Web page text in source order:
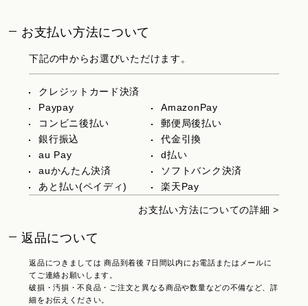
お支払い方法について
下記の中からお選びいただけます。
クレジットカード決済
Paypay
AmazonPay
コンビニ後払い
郵便局後払い
銀行振込
代金引換
au Pay
d払い
auかんたん決済
ソフトバンク決済
あと払い(ペイディ)
楽天Pay
お支払い方法についての詳細 >
返品について
返品につきましては 商品到着後 7日間以内にお電話またはメールに
てご連絡お願いします。
破損・汚損・不良品・ご注文と異なる商品や数量などの不備など、詳
細をお伝えください。